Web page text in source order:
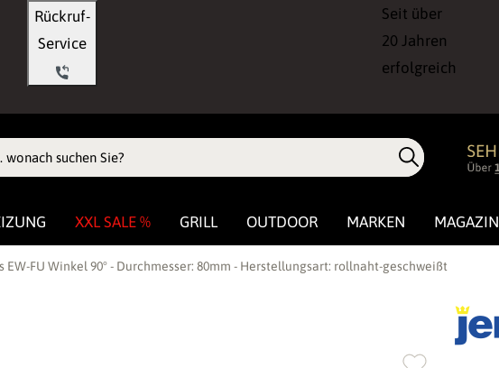
Rückruf-
Seit über
20 Jahren
erfolgreich
XXL SALE % GRILL OUTDOOR MARKEN MAGAZIN
EW-FU Winkel 90° - Durchmesser: 80mm - Herstellungsart: rollnaht-geschweißt